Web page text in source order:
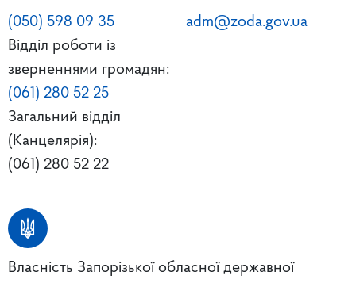
(050) 598 09 35
Відділ роботи із
зверненнями громадян:
(061) 280 52 25
Загальний відділ
(Канцелярія):
(061) 280 52 22
adm@zoda.gov.ua
Власність Запорізької обласної державної